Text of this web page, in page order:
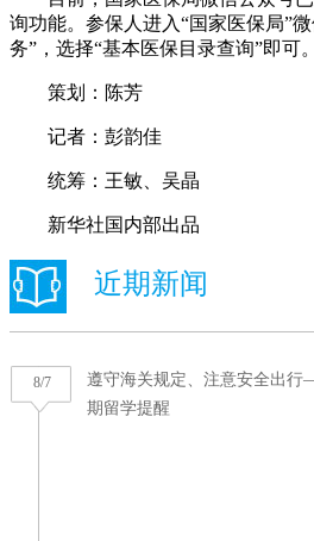
询功能。参保人进入“国家医保局”
务”，选择“基本医保目录查询”即可。
策划：陈芳
记者：彭韵佳
统筹：王敏、吴晶
新华社国内部出品